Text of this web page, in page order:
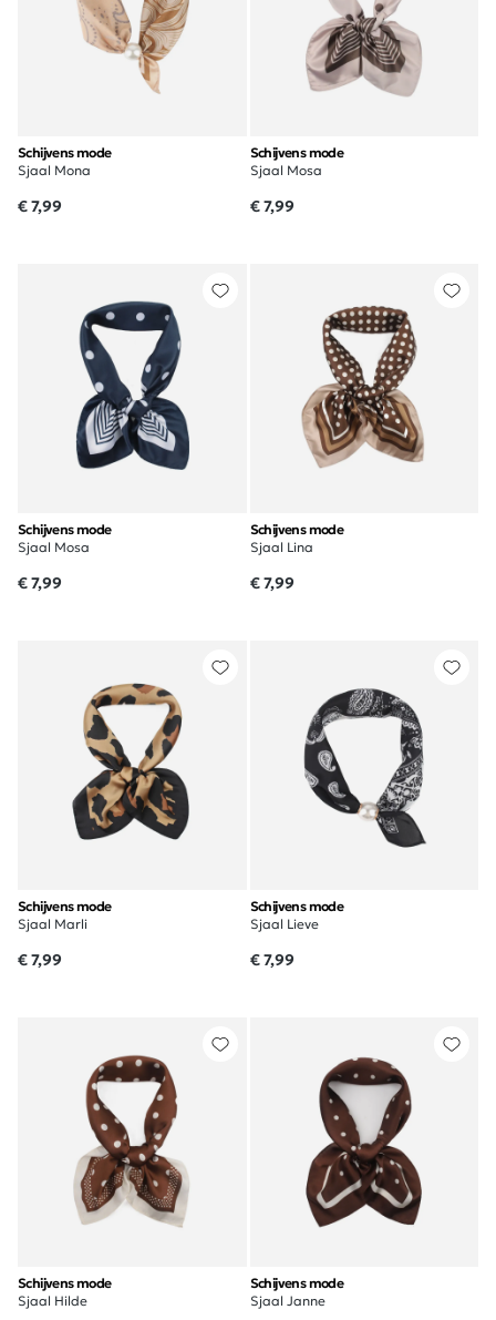
Schijvens mode
Sjaal Mona
€ 7,99
Schijvens mode
Sjaal Mosa
€ 7,99
Schijvens mode
Sjaal Mosa
€ 7,99
Schijvens mode
Sjaal Lina
€ 7,99
Schijvens mode
Sjaal Marli
€ 7,99
Schijvens mode
Sjaal Lieve
€ 7,99
Schijvens mode
Sjaal Hilde
Schijvens mode
Sjaal Janne